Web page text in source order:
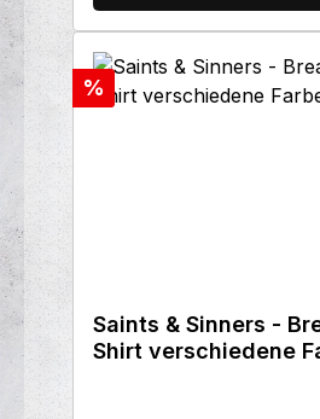
Rabatt
%
Saints & Sinners -
Shirt verschiedene